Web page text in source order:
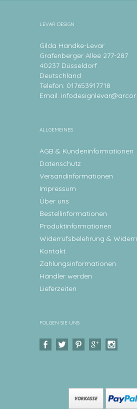
LEVAR DESIGN
Gilda Handke-Levar
Grafenberger Allee 277-287
40237 Düsseldorf
Deutschland
Telefon: 017653917718
Email:
ALLGEMEINES
AGB & Kundeninformationen
Datenschutz
Versandinformationen
Impressum
Über uns
Bestellinformationen
Produktinformationen
Widerrufsbelehrung &
Kontakt
Zahlungsinformationen
Händler werden
Lieferzeiten
FOLGEN SIE UNS